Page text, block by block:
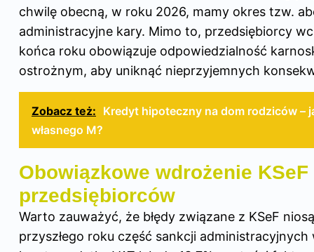
chwilę obecną, w roku 2026, mamy okres tzw.
administracyjne kary. Mimo to, przedsiębiorcy
końca roku obowiązuje odpowiedzialność
ostrożnym, aby uniknąć nieprzyjemnych
Zobacz też: Kredyt hipoteczny na dom rodziców –
własnego M?
Obowiązkowe wdrożenie
przedsiębiorców
Warto zauważyć, że błędy związane z KSeF
przyszłego roku część sankcji